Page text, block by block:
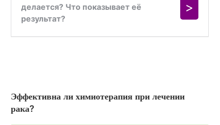
Эффективна ли химиотерапия при лечении
рака?